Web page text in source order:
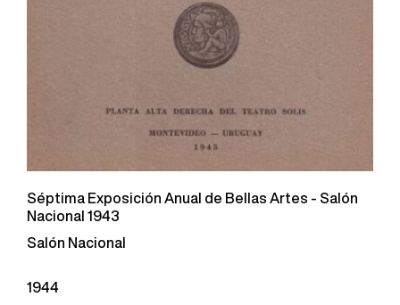
Séptima Exposición Anual de Bellas Artes - Salón
Nacional 1943
Salón Nacional
1944